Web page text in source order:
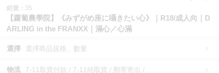
銷量 : 35
【蘿蔔農學院】《みずがめ座に囁きたい心》｜R18/成人向｜D
ARLING in the FRANXX｜滿心／心滿
選擇 選擇商品規格、數量
物流 7-11取貨付款 / 7-11純取貨 / 郵寄寄出 /